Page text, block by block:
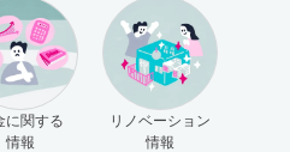
に関する
情報
リノベーション
情報